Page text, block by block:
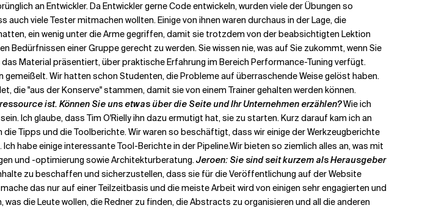
an Entwickler. Da Entwickler gerne Code entwickeln, wurden viele der Übungen so
viele Tester mitmachen wollten. Einige von ihnen waren durchaus in der Lage, die
ein wenig unter die Arme gegriffen, damit sie trotzdem von der beabsichtigten Lektion
einer Gruppe gerecht zu werden. Sie wissen nie, was auf Sie zukommt, wenn Sie
Material präsentiert, über praktische Erfahrung im Bereich Performance-Tuning verfügt.
Wir hatten schon Studenten, die Probleme auf überraschende Weise gelöst haben.
die "aus der Konserve" stammen, damit sie von einem Trainer gehalten werden können.
ist. Können Sie uns etwas über die Seite und Ihr Unternehmen erzählen?Wie ich
Ich glaube, dass Tim O'Rielly ihn dazu ermutigt hat, sie zu starten. Kurz darauf kam ich an
Tipps und die Toolberichte. Wir waren so beschäftigt, dass wir einige der Werkzeugberichte
habe einige interessante Tool-Berichte in der Pipeline.Wir bieten so ziemlich alles an, was mit
und -optimierung sowie Architekturberatung.Jeroen: Sie sind seit kurzem als Herausgeber
zu beschaffen und sicherzustellen, dass sie für die Veröffentlichung auf der Website
das nur auf einer Teilzeitbasis und die meiste Arbeit wird von einigen sehr engagierten und
die Leute wollen, die Redner zu finden, die Abstracts zu organisieren und all die anderen